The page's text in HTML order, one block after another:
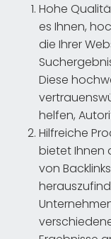
Hohe
es Ihnen,
die Ihrer
Diese
helfen,
Hilfreiche
bietet Ihnen
von